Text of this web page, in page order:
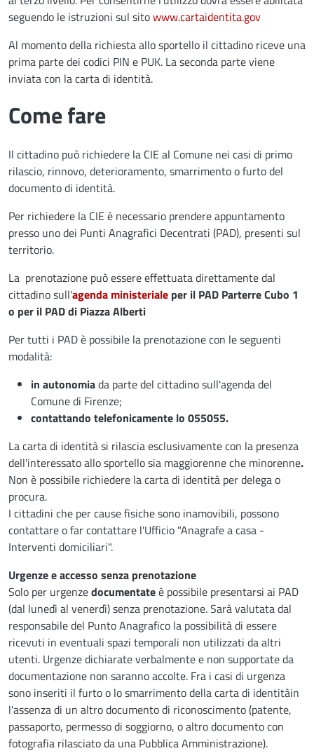
seguendo le istruzioni sul sitowww.cartaidentita.gov
Al momento della richiesta allo sportello il cittadino riceve una
prima parte dei codici PIN e PUK. La seconda parte viene
inviata con la carta di identità.
Come fare
Il cittadino può richiedere la CIE al Comune nei casi di primo
rilascio, rinnovo, deterioramento, smarrimento o furto del
documento di identità.
Per richiedere la CIE è necessario prendere appuntamento
presso uno dei Punti Anagrafici Decentrati (PAD), presenti sul
territorio.
La prenotazione può essere effettuata direttamente dal
cittadino sull'agenda ministeriale per il PAD Parterre Cubo 1
o per il PAD di Piazza Alberti
Per tutti i PAD è possibile la prenotazione con le seguenti
modalità:
in autonomiada parte del cittadino sull'agenda del
Comune di Firenze;
contattando telefonicamente lo 055055.
La carta di identità si rilascia esclusivamente con la presenza
dell'interessato allo sportello sia maggiorenne che minorenne.
Non è possibile richiedere la carta di identità per delega o
procura.
I cittadini che per cause fisiche sono inamovibili, possono
contattare o far contattare l'Ufficio "Anagrafe a casa -
Interventi domiciliari".
Urgenze e accesso senza prenotazione
Solo per urgenzedocumentateè possibile presentarsi ai PAD
(dal lunedì al venerdì) senza prenotazione. Sarà valutata dal
responsabile del Punto Anagrafico la possibilità di essere
ricevuti in eventuali spazi temporali non utilizzati da altri
utenti. Urgenze dichiarate verbalmente e non supportate da
documentazione non saranno accolte. Fra i casi di urgenza
sono inseriti il furto o lo smarrimento della carta di identitàin
l'assenza di un altro documento di riconoscimento (patente,
passaporto, permesso di soggiorno, o altro documento con
fotografia rilasciato da una Pubblica Amministrazione).